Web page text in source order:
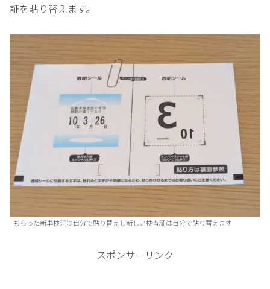
証を貼り替えます。
もらった新車検証は自分で貼り替えし新しい検査証は自分で貼り替えます
スポンサーリンク